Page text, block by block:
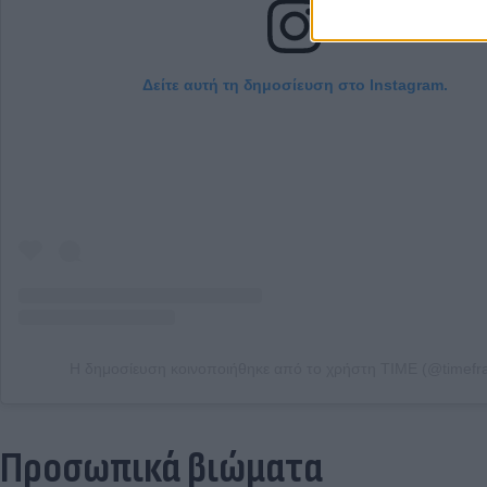
Δείτε αυτή τη δημοσίευση στο Instagram.
Προσωπικά βιώματα